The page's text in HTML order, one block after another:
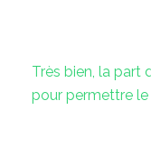
Très bien, la part
pour permettre